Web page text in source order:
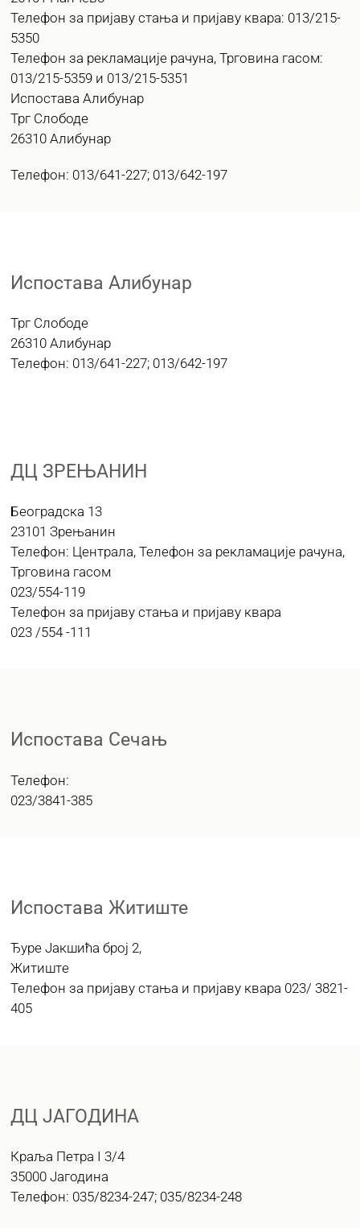
Телефон за пријаву стања и пријаву квара: 013/215-
5350
Телефон за рекламације рачуна, Трговина гасом:
013/215-5359 и 013/215-5351
Испостава Алибунар
Трг Слободе
26310 Алибунар
Телефон: 013/641-227; 013/642-197
Испостава Алибунар
Трг Слободе
26310 Алибунар
Телефон: 013/641-227; 013/642-197
ДЦ ЗРЕЊАНИН
Београдска 13
23101 Зрењанин
Телефон: Централа, Телефон за рекламације рачуна,
Трговина гасом
023/554-119
Телефон за пријаву стања и пријаву квара
023 /554 -111
Испостава Сечањ
Телефон:
023/3841-385
Испостава Житиште
Ђуре Јакшића број 2,
Житиштe
Телефон за пријаву стања и пријаву квара 023/ 3821-
405
ДЦ ЈАГОДИНА
Краља Петра I 3/4
35000 Јагодина
Телефон: 035/8234-247; 035/8234-248